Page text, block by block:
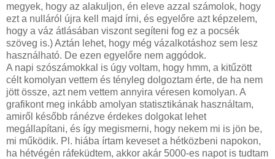
megyek, hogy az alakuljon, én eleve azzal számolok, hogy
ezt a nulláról újra kell majd írni, és egyelőre azt képzelem,
hogy a váz átlásában viszont segíteni fog ez a pocsék
szöveg is.) Aztán lehet, hogy még vázalkotáshoz sem lesz
használható. De ezen egyelőre nem aggódok.
A napi szószámokkal is úgy voltam, hogy hmm, a kitűzött
célt komolyan vettem és tényleg dolgoztam érte, de ha nem
jött össze, azt nem vettem annyira véresen komolyan. A
grafikont meg inkább amolyan statisztikának használtam,
amiről később ránézve érdekes dolgokat lehet
megállapítani, és így megismerni, hogy nekem mi is jön be,
mi működik. Pl. hiába írtam keveset a hétközbeni napokon,
ha hétvégén ráfeküdtem, akkor akár 5000-es napot is tudtam